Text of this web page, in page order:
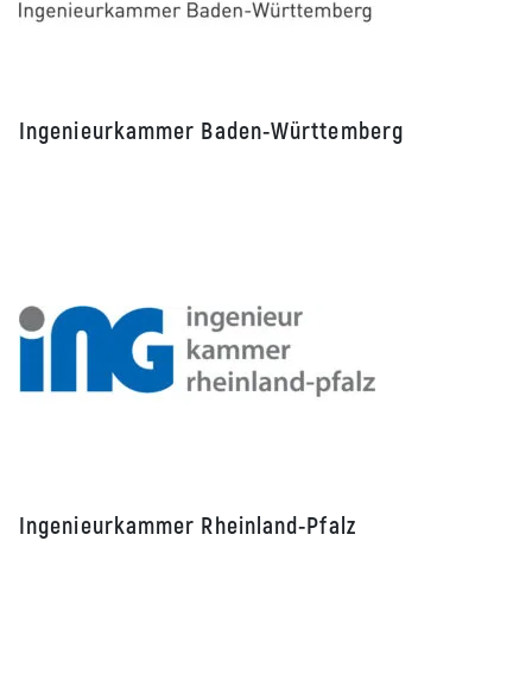
Ingenieurkammer Baden-Württemberg
Ingenieurkammer Rheinland-Pfalz